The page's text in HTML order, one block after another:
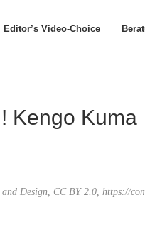
Editor’s Video-Choice
Kengo Kuma
Design, CC BY 2.0, https://